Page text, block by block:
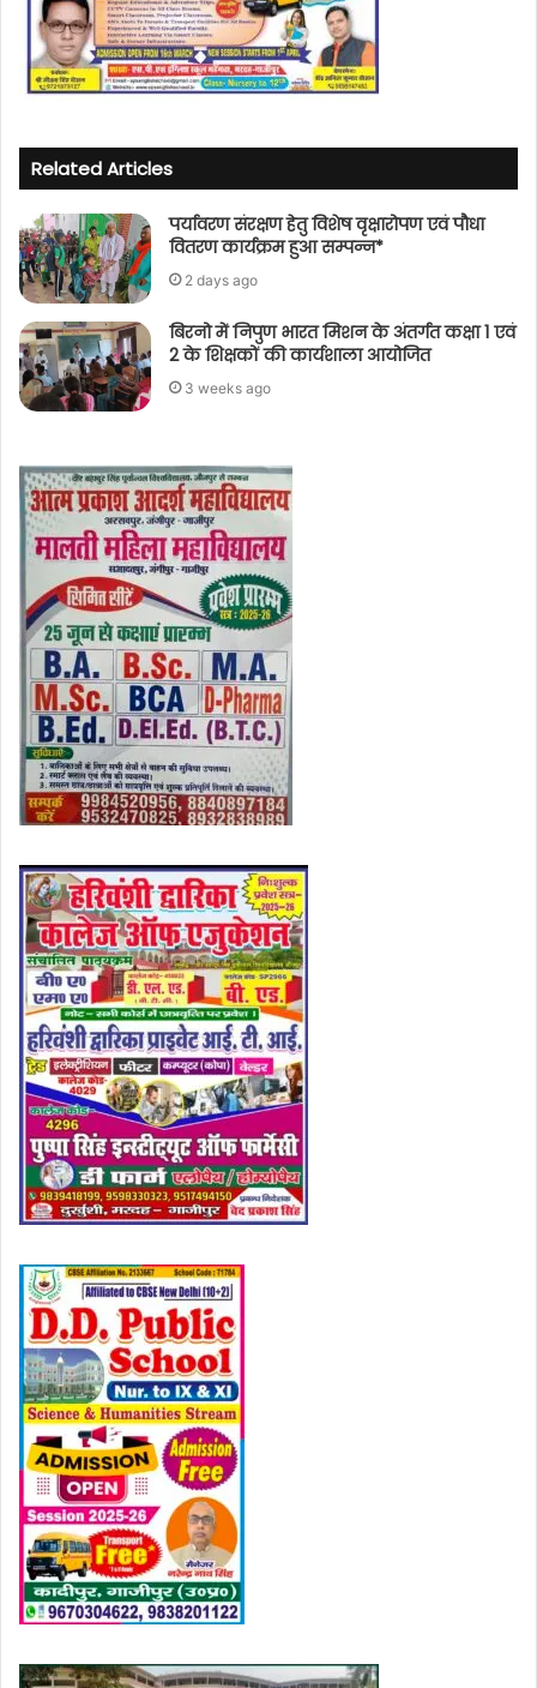
Related Articles
पर्यावरण संरक्षण हेतु विशेष वृक्षारोपण एवं पौधा
वितरण कार्यक्रम हुआ सम्पन्न*
2 days ago
बिरनो में निपुण भारत मिशन के अंतर्गत कक्षा 1 एवं
2 के शिक्षकों की कार्यशाला आयोजित
3 weeks ago